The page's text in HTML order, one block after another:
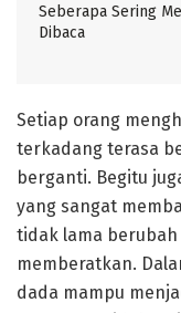
Seberapa Sering
Dibaca
Setiap orang
terkadang terasa
berganti. Begitu
yang sangat
tidak lama
memberatkan.
dada mampu